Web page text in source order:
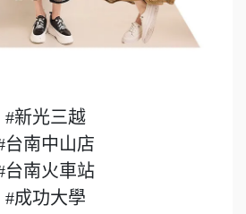
#新光三越
台南中山店
台南火車站
#成功大學